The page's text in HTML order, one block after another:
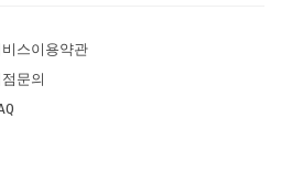
스이용약관
문의